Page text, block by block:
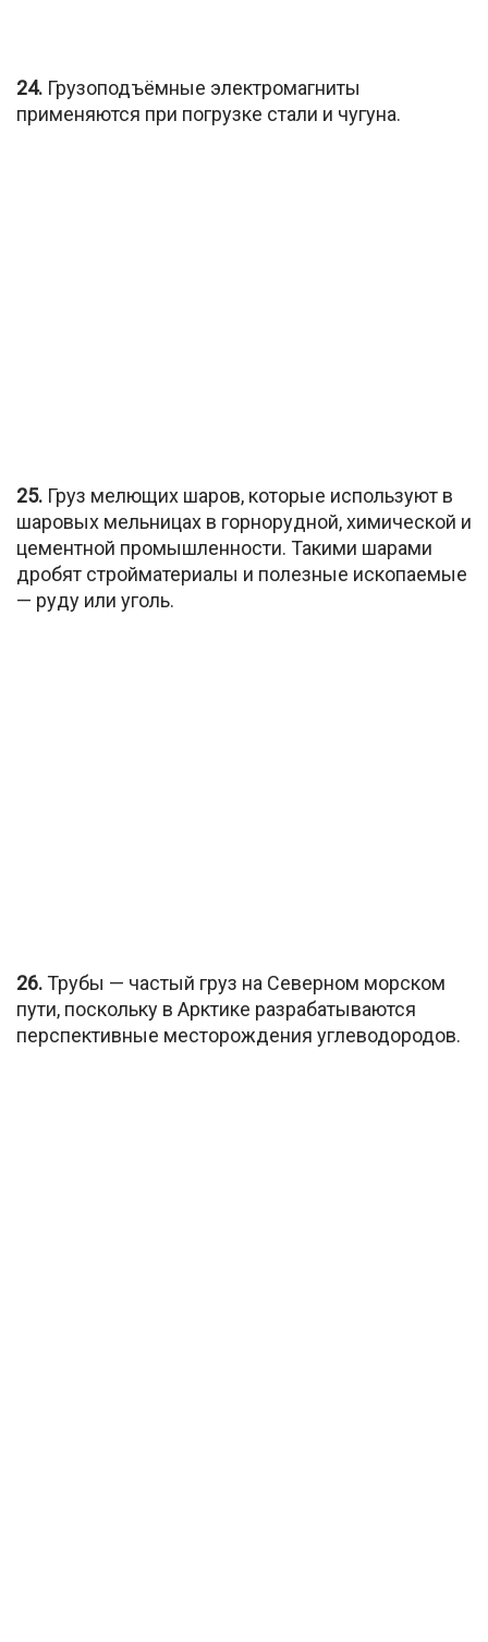
24. Грузоподъёмные электромагниты
применяются при погрузке стали и чугуна.
25. Груз мелющих шаров, которые используют в
шаровых мельницах в горнорудной, химической и
цементной промышленности. Такими шарами
дробят стройматериалы и полезные ископаемые
— руду или уголь.
26.Трубы — частый груз на Северном морском
пути, поскольку в Арктике разрабатываются
перспективные месторождения углеводородов.